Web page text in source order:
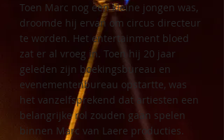
Toen Marc nog een kleine jongen was,
droomde hij ervan om circus directeur
te worden. Het entertainment bloed
zat er al vroeg in. Toen hij 20 jaar
geleden zijn boekingsbureau en
evenementenbureau opstartte, was
het vanzelfsprekend dat artiesten een
belangrijke rol zouden gaan spelen
binnen Marc van Laere producties.